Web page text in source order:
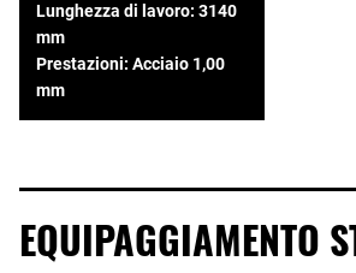
Lunghezza di lavoro: 3140
mm
Prestazioni: Acciaio 1,00
mm
EQUIPAGGIAMENTO